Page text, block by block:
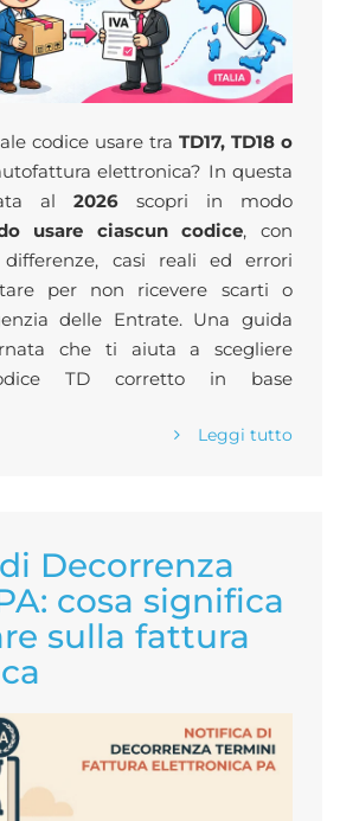
codice usare tra TD17, TD18 o
elettronica? In questa
al 2026 scopri in modo
usare ciascun codice, con
casi reali ed errori
per non ricevere scarti o
delle Entrate. Una guida
che ti aiuta a scegliere
TD corretto in base
Leggi tutto
Decorrenza
cosa significa
sulla fattura